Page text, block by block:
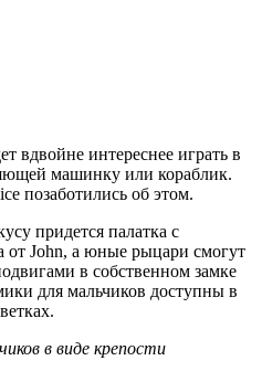
вдвойне интереснее играть в
машинку или кораблик.
позаботились об этом.
придется палатка с
от John, а юные рыцари смогут
в собственном замке
для мальчиков доступны в
в виде крепости